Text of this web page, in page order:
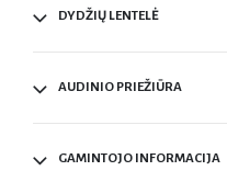
DYDŽIŲ LENTELĖ
AUDINIO PRIEŽIŪRA
GAMINTOJO INFORMACIJA